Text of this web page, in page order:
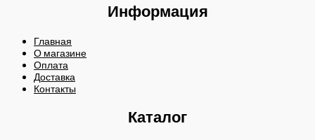
Информация
Главная
О магазине
Оплата
Доставка
Контакты
Каталог